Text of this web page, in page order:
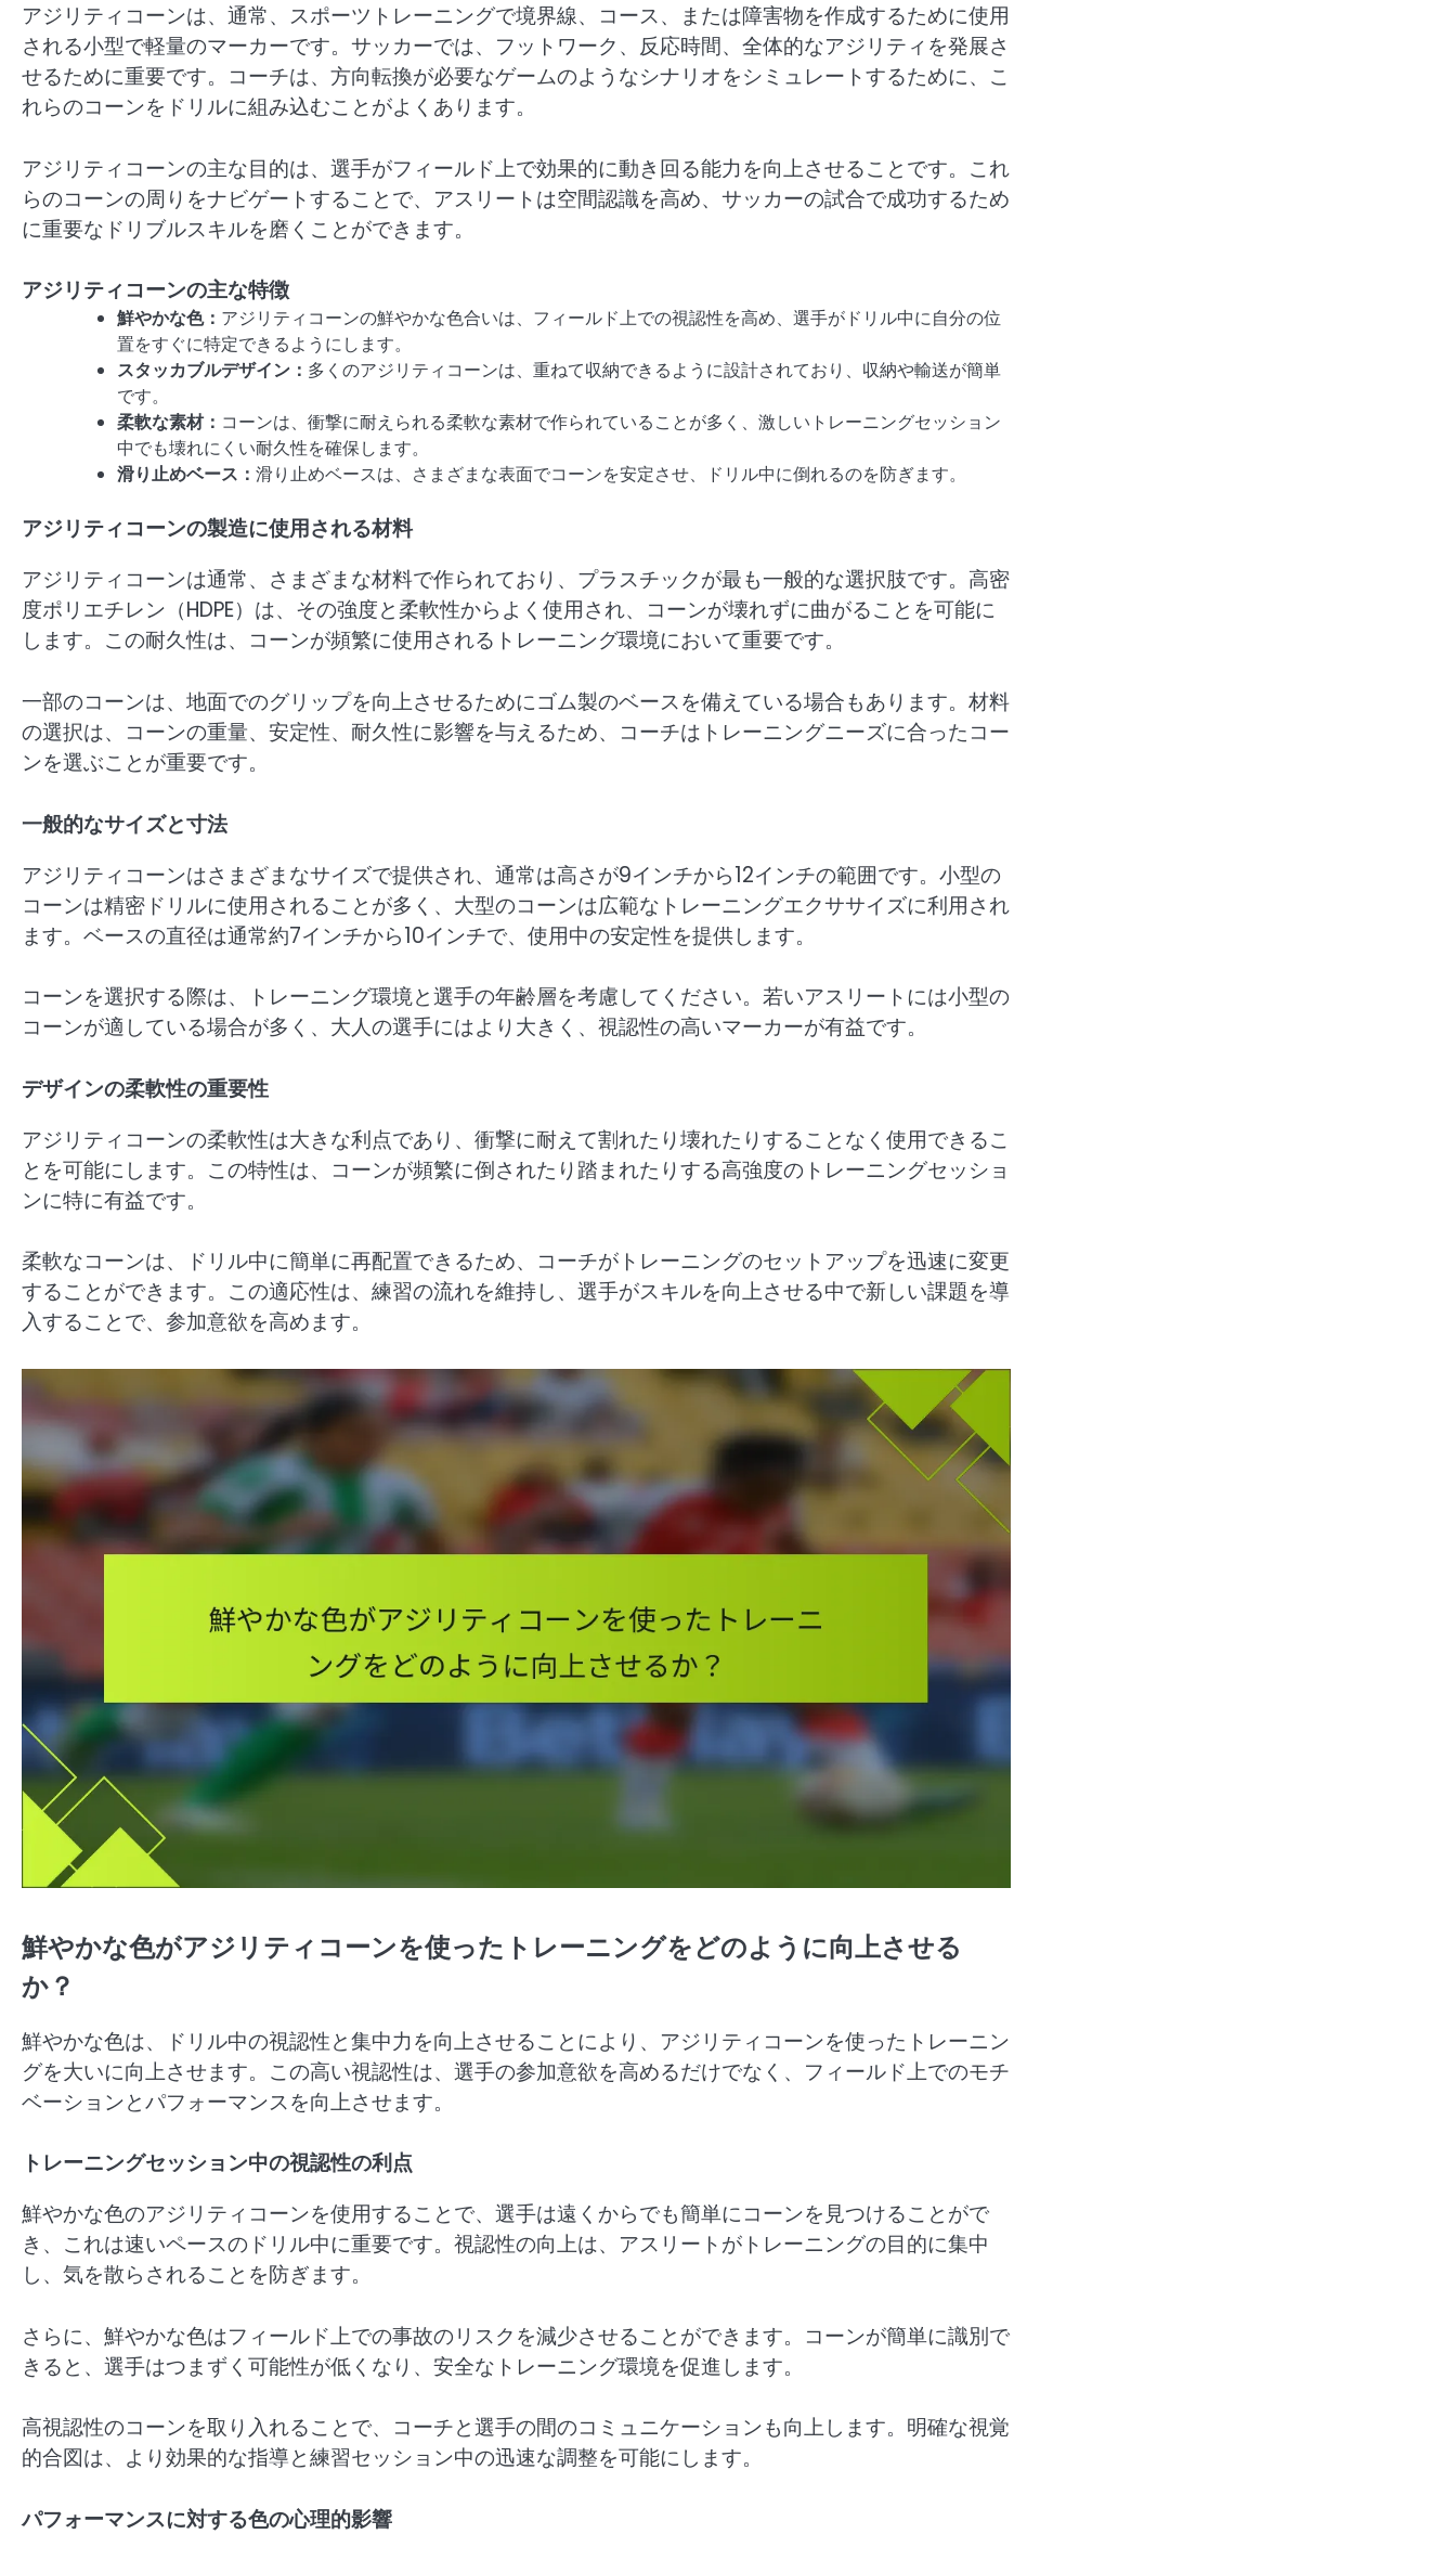
アジリティコーンは、通常、スポーツトレーニングで境界線、コース、または障害物を作成するために使用
される小型で軽量のマーカーです。サッカーでは、フットワーク、反応時間、全体的なアジリティを発展さ
せるために重要です。コーチは、方向転換が必要なゲームのようなシナリオをシミュレートするために、こ
れらのコーンをドリルに組み込むことがよくあります。
アジリティコーンの主な目的は、選手がフィールド上で効果的に動き回る能力を向上させることです。これ
らのコーンの周りをナビゲートすることで、アスリートは空間認識を高め、サッカーの試合で成功するため
に重要なドリブルスキルを磨くことができます。
アジリティコーンの主な特徴
鮮やかな色： アジリティコーンの鮮やかな色合いは、フィールド上での視認性を高め、選手がドリル中に自分の位
置をすぐに特定できるようにします。
スタッカブルデザイン： 多くのアジリティコーンは、重ねて収納できるように設計されており、収納や輸送が簡単
です。
柔軟な素材： コーンは、衝撃に耐えられる柔軟な素材で作られていることが多く、激しいトレーニングセッション
中でも壊れにくい耐久性を確保します。
滑り止めベース： 滑り止めベースは、さまざまな表面でコーンを安定させ、ドリル中に倒れるのを防ぎます。
アジリティコーンの製造に使用される材料
アジリティコーンは通常、さまざまな材料で作られており、プラスチックが最も一般的な選択肢です。高密
度ポリエチレン（HDPE）は、その強度と柔軟性からよく使用され、コーンが壊れずに曲がることを可能に
します。この耐久性は、コーンが頻繁に使用されるトレーニング環境において重要です。
一部のコーンは、地面でのグリップを向上させるためにゴム製のベースを備えている場合もあります。材料
の選択は、コーンの重量、安定性、耐久性に影響を与えるため、コーチはトレーニングニーズに合ったコー
ンを選ぶことが重要です。
一般的なサイズと寸法
アジリティコーンはさまざまなサイズで提供され、通常は高さが9インチから12インチの範囲です。小型の
コーンは精密ドリルに使用されることが多く、大型のコーンは広範なトレーニングエクササイズに利用され
ます。ベースの直径は通常約7インチから10インチで、使用中の安定性を提供します。
コーンを選択する際は、トレーニング環境と選手の年齢層を考慮してください。若いアスリートには小型の
コーンが適している場合が多く、大人の選手にはより大きく、視認性の高いマーカーが有益です。
デザインの柔軟性の重要性
アジリティコーンの柔軟性は大きな利点であり、衝撃に耐えて割れたり壊れたりすることなく使用できるこ
とを可能にします。この特性は、コーンが頻繁に倒されたり踏まれたりする高強度のトレーニングセッショ
ンに特に有益です。
柔軟なコーンは、ドリル中に簡単に再配置できるため、コーチがトレーニングのセットアップを迅速に変更
することができます。この適応性は、練習の流れを維持し、選手がスキルを向上させる中で新しい課題を導
入することで、参加意欲を高めます。
鮮やかな色がアジリティコーンを使ったトレーニングをどのように向上させる
か？
鮮やかな色は、ドリル中の視認性と集中力を向上させることにより、アジリティコーンを使ったトレーニン
グを大いに向上させます。この高い視認性は、選手の参加意欲を高めるだけでなく、フィールド上でのモチ
ベーションとパフォーマンスを向上させます。
トレーニングセッション中の視認性の利点
鮮やかな色のアジリティコーンを使用することで、選手は遠くからでも簡単にコーンを見つけることがで
き、これは速いペースのドリル中に重要です。視認性の向上は、アスリートがトレーニングの目的に集中
し、気を散らされることを防ぎます。
さらに、鮮やかな色はフィールド上での事故のリスクを減少させることができます。コーンが簡単に識別で
きると、選手はつまずく可能性が低くなり、安全なトレーニング環境を促進します。
高視認性のコーンを取り入れることで、コーチと選手の間のコミュニケーションも向上します。明確な視覚
的合図は、より効果的な指導と練習セッション中の迅速な調整を可能にします。
パフォーマンスに対する色の心理的影響